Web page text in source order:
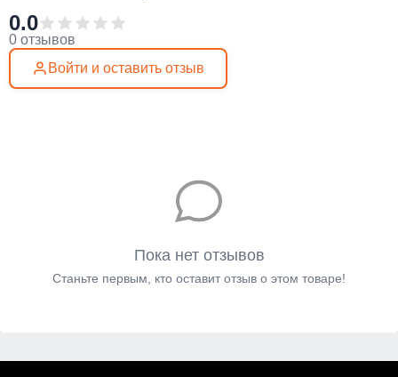
0.0
0 отзывов
Войти и оставить отзыв
Пока нет отзывов
Станьте первым, кто оставит отзыв о этом товаре!